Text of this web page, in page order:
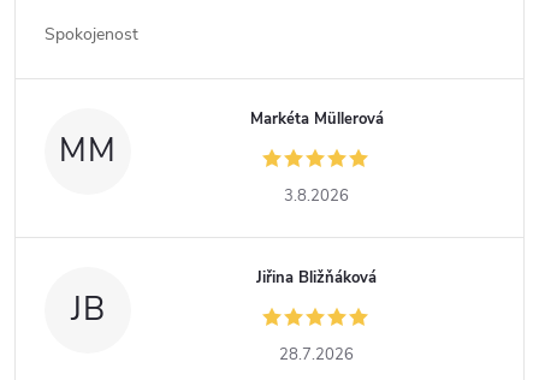
Spokojenost
MM
Markéta Müllerová
3.8.2026
JB
Jiřina Bližňáková
28.7.2026